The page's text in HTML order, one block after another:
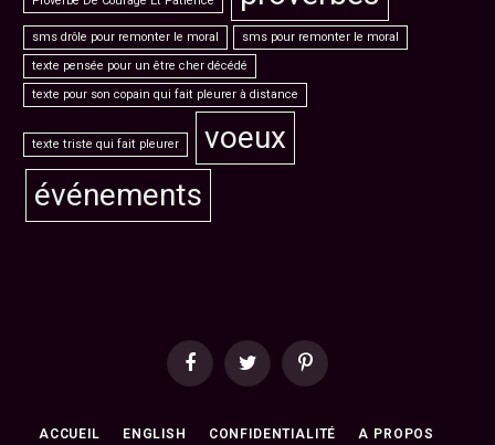
sms drôle pour remonter le moral
sms pour remonter le moral
texte pensée pour un être cher décédé
texte pour son copain qui fait pleurer à distance
texte triste qui fait pleurer
voeux
événements
FacebookTwitter Pinterest
ACCUEIL ENGLISH CONFIDENTIALITÉ A PROPOS